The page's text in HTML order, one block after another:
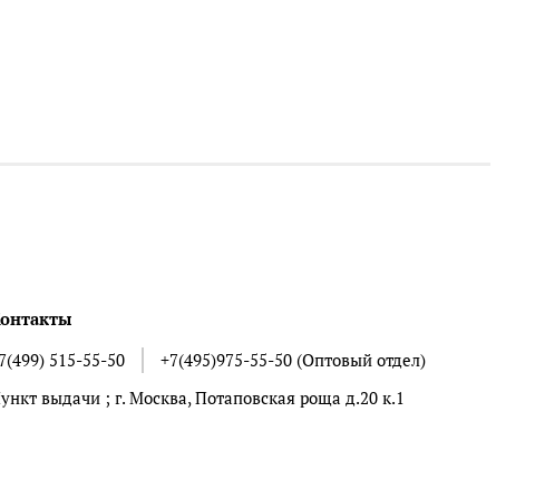
515-55-50
+7(495)975-55-50 (Оптовый отдел)
выдачи ; г. Москва, Потаповская роща д.20 к.1